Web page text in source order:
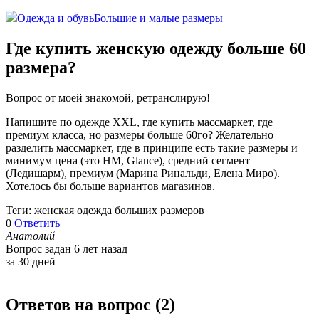
Одежда и обувьБольшие и малые размеры
Где купить женскую одежду больше 60
размера?
Вопрос от моей знакомой, ретранслирую!
Напишите по одежде XXL, где купить массмаркет, где
премиум класса, но размеры больше 60го? Желательно
разделить массмаркет, где в принципе есть такие размеры и
минимум цена (это HM, Glance), средний сегмент
(Ледишарм), премиум (Марина Ринальди, Елена Миро).
Хотелось бы больше вариантов магазинов.
Теги: женская одежда больших размеров
0 Ответить
Анатолий
Вопрос задан 6 лет назад
за 30 дней
Ответов на вопрос (2)